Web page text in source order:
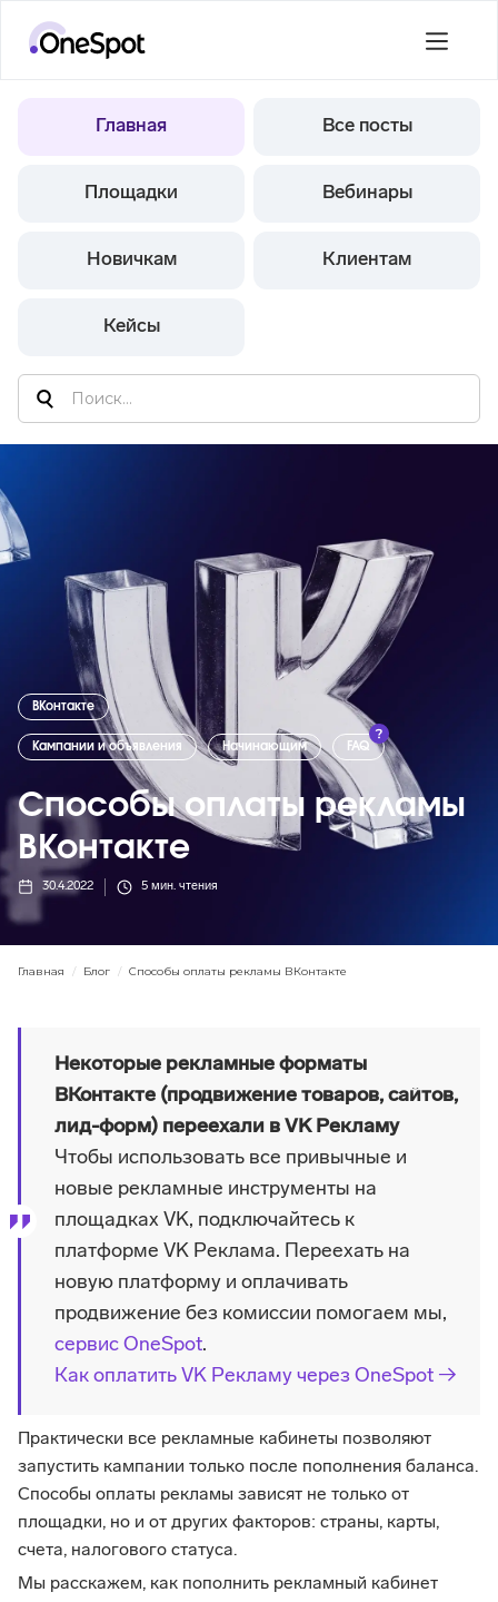
Главная Все посты
Площадки Вебинары
Новичкам Клиентам
Кейсы
ВКонтакте
Кампании и объявления Начинающим FAQ
Способы оплаты рекламы
ВКонтакте
30.4.2022 5 мин. чтения
Главная / Блог / Способы оплаты рекламы ВКонтакте
Некоторые рекламные форматы
ВКонтакте (продвижение товаров, сайтов,
лид-форм) переехали в VK Рекламу
Чтобы использовать все привычные и
новые рекламные инструменты на
площадках VK, подключайтесь к
платформе VK Реклама. Переехать на
новую платформу и оплачивать
продвижение без комиссии помогаем мы,
сервис OneSpot.
Как оплатить VK Рекламу через OneSpot →
Практически все рекламные кабинеты позволяют
запустить кампании только после пополнения баланса.
Способы оплаты рекламы зависят не только от
площадки, но и от других факторов: страны, карты,
счета, налогового статуса.
Мы расскажем, как пополнить рекламный кабинет